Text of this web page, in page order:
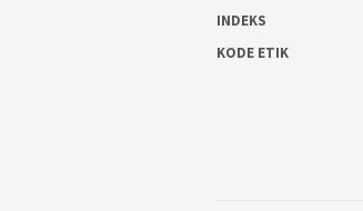
INDEKS
KODE ETIK